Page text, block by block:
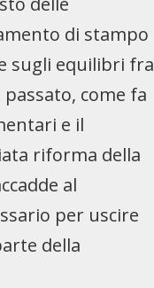
di stampo
sugli equilibri fra
come fa
e il
riforma della
al
per uscire
della